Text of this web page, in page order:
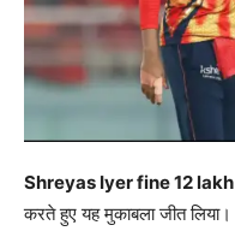
Shreyas Iyer fine 12 lakh
करते हुए यह मुकाबला जीत लिया।